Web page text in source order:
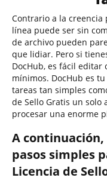
Contrario a la
línea puede ser sin
de archivo pueden
que lidiar. Pero si
DocHub, es fácil
mínimos. DocHub es
tareas tan simples
de Sello Gratis un
procesar una enorme
A
pasos simples
Licencia de